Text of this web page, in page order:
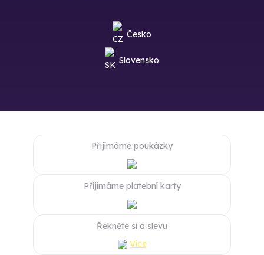
Česko
Slovensko
Přijímáme poukázky
Přijímáme platební karty
Řekněte si o slevu
Více